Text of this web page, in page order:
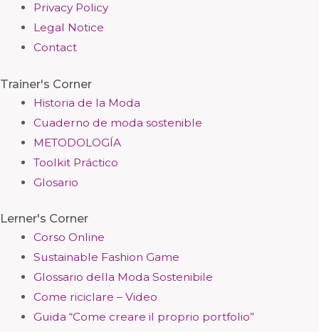
Privacy Policy
Legal Notice
Contact
Trainer's Corner
Historia de la Moda
Cuaderno de moda sostenible
METODOLOGÍA
Toolkit Práctico
Glosario
Lerner's Corner
Corso Online
Sustainable Fashion Game
Glossario della Moda Sostenibile
Come riciclare – Video
Guida “Come creare il proprio portfolio”